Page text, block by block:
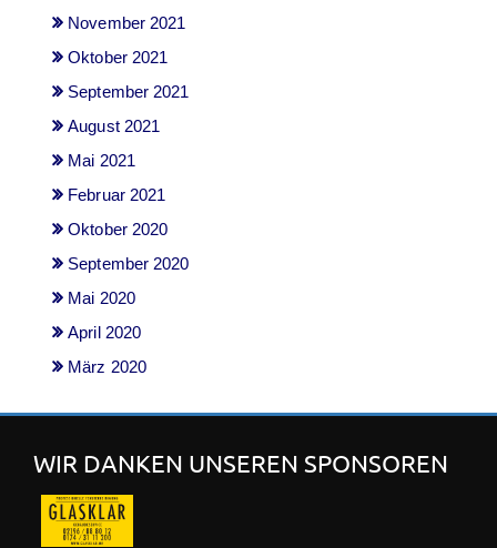
November 2021
Oktober 2021
September 2021
August 2021
Mai 2021
Februar 2021
Oktober 2020
September 2020
Mai 2020
April 2020
März 2020
WIR DANKEN UNSEREN SPONSOREN